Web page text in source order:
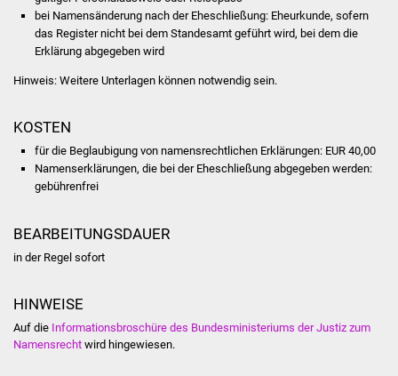
NETZMonitor
Ärzte und Apotheken
Hitzewarnung / UV-
Abfall und Entsorgung
bei Namensänderung nach der Eheschließung: Eheurkunde, sofern
das Register nicht bei dem Standesamt geführt wird, bei dem die
Erklärung abgegeben wird
Hinweis: Weitere Unterlagen können notwendig sein.
KOSTEN
für die Beglaubigung von namensrechtlichen Erklärungen: EUR 40,00
Namenserklärungen, die bei der Eheschließung abgegeben werden:
gebührenfrei
BEARBEITUNGSDAUER
in der Regel sofort
HINWEISE
Auf die Informationsbroschüre des Bundesministeriums der Justiz zum
Namensrechtwird hingewiesen.